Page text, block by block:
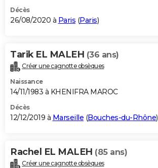
Décès
26/08/2020 à Paris (Paris)
Tarik EL MALEH (36 ans)
Créer une cagnotte obsèques
Naissance
14/11/1983 à KHENIFRA MAROC
Décès
12/12/2019 à Marseille (Bouches-du-Rhône)
Rachel EL MALEH (85 ans)
Créer une cagnotte obsèques